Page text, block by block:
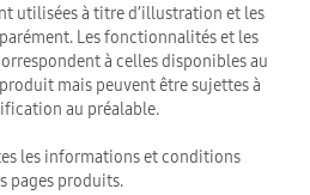
utilisées à titre d’illustration et les
Les fonctionnalités et les
à celles disponibles au
mais peuvent être sujettes à
au préalable.
les informations et conditions
pages produits.